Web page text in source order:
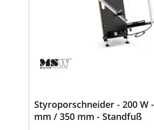
Styroporschneider - 200 W
mm / 350 mm - Standfuß